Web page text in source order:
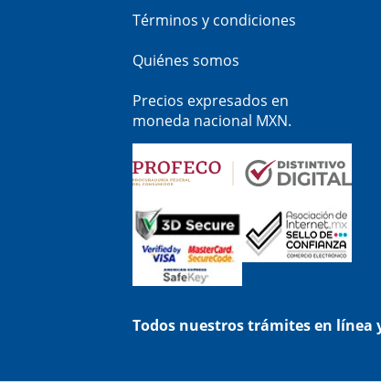
Términos y condiciones
Quiénes somos
Precios expresados en
moneda nacional MXN.
Todos nuestros trámites en